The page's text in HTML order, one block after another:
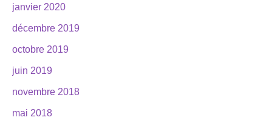
janvier 2020
décembre 2019
octobre 2019
juin 2019
novembre 2018
mai 2018